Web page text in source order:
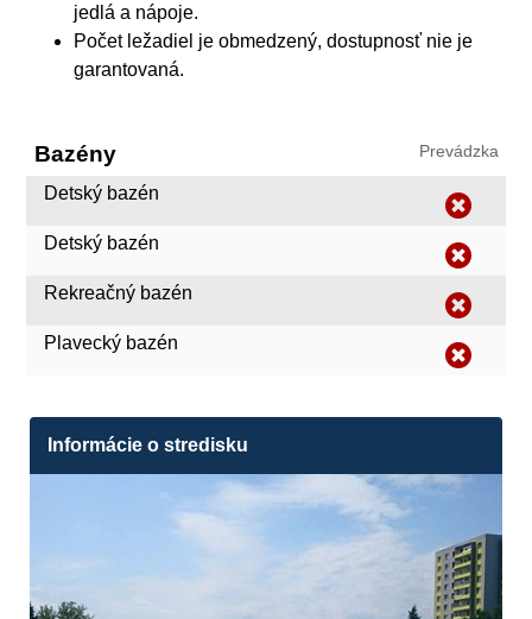
jedlá a nápoje.
Počet ležadiel je obmedzený, dostupnosť nie je
garantovaná.
Bazény Prevádzka
Detský bazén
Detský bazén
Rekreačný bazén
Plavecký bazén
Informácie o stredisku